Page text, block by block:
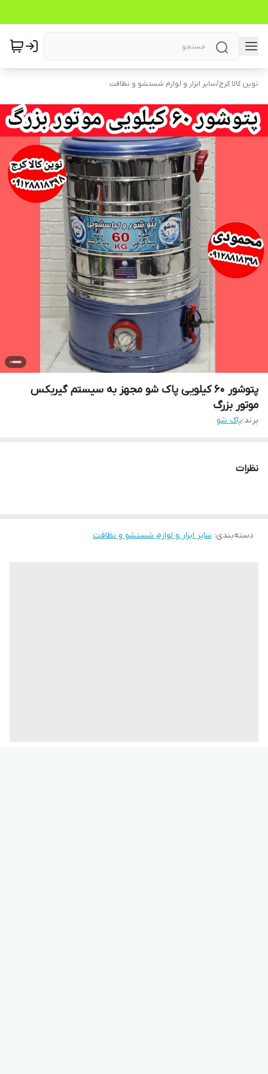
نوین کالا کرج/سایر ابزار و لوازم شستشو و نظافت
پتوشور 60 کیلویی پاک شو مجهز به سیستم گیربکس
موتور بزرگ
برند:پاک شو
نظرات
دسته‌بندی: سایر ابزار و لوازم شستشو و نظافت